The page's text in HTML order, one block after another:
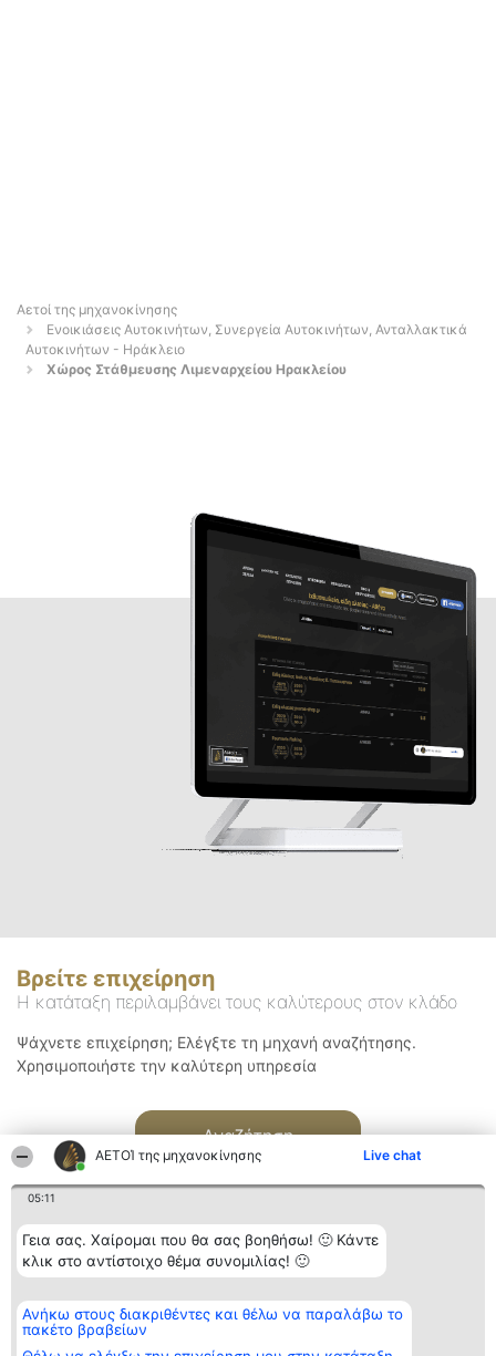
ΑΕΤΟΊ της μηχανοκίνησης Live chat
05:11
Γεια σας. Χαίρομαι που θα σας βοηθήσω! 🙂 Κάντε
κλικ στο αντίστοιχο θέμα συνομιλίας! 🙂
Ανήκω στους διακριθέντες και θέλω να παραλάβω το
πακέτο βραβείων
Αετοί της μηχανοκίνησης
Ενοικιάσεις Αυτοκινήτων, Συνεργεία Αυτοκινήτων, Ανταλλακτικά
Αυτοκινήτων - Ηράκλειο
Χώρος Στάθμευσης Λιμεναρχείου Ηρακλείου
Βρείτε επιχείρηση
Η κατάταξη περιλαμβάνει τους καλύτερους στον κλάδο
Ψάχνετε επιχείρηση; Ελέγξτε τη μηχανή αναζήτησης.
Χρησιμοποιήστε την καλύτερη υπηρεσία
Αναζήτηση
Διοργανωτής της
κατάταξης
BEAUTIFUL COMPANY
Κατάταξη
Διακριθέντες
των
Επικοινωνία
Επικοινωνία